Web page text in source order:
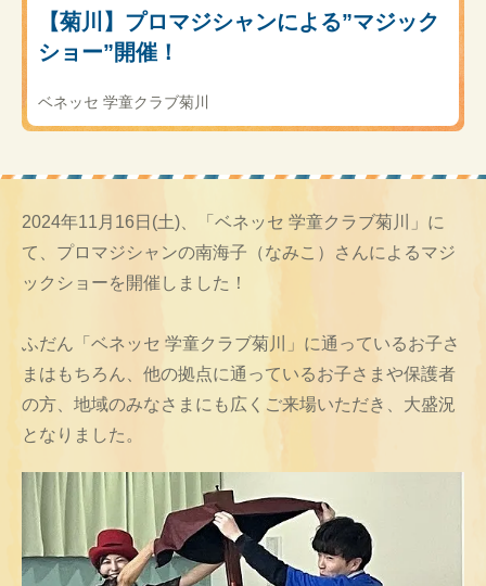
【菊川】プロマジシャンによる”マジック
ショー”開催！
ベネッセ 学童クラブ菊川
2024年11月16日(土)、「ベネッセ 学童クラブ菊川」に
て、プロマジシャンの南海子（なみこ）さんによるマジ
ックショーを開催しました！
ふだん「ベネッセ 学童クラブ菊川」に通っているお子さ
まはもちろん、他の拠点に通っているお子さまや保護者
の方、地域のみなさまにも広くご来場いただき、大盛況
となりました。